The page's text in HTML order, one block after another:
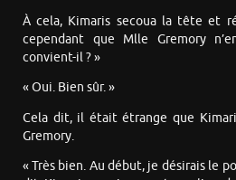
À cela, Kimaris secoua la tête et
cependant que Mlle Gremory
convient-il ? »
« Oui. Bien sûr. »
Cela dit, il était étrange que
Gremory.
« Très bien. Au début, je désirais le